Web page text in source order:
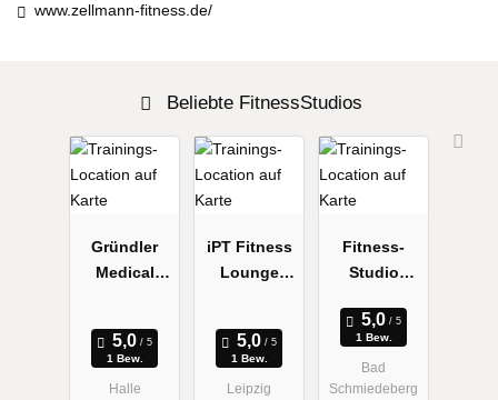
www.zellmann-fitness.de/
Beliebte FitnessStudios
Gründler
Medical
1 Bew.
Halle
iPT Fitness
Lounge
1 Bew.
Leipzig
Fitness-
Studio
1 Bew.
Bad
Schmiedeberg